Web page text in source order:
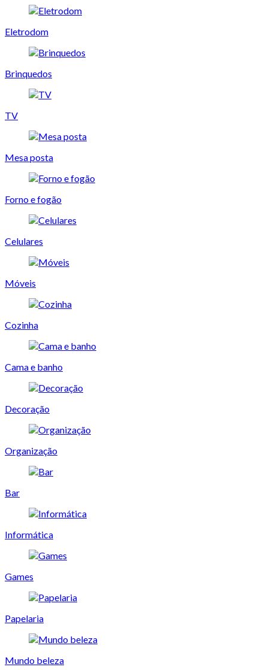
Eletrodom
Brinquedos
TV
Mesa posta
Forno e fogão
Celulares
Móveis
Cozinha
Cama e banho
Decoração
Organização
Bar
Informática
Games
Papelaria
Mundo beleza